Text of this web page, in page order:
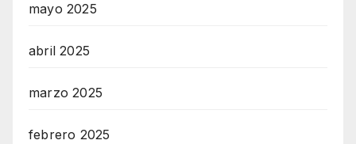
mayo 2025
abril 2025
marzo 2025
febrero 2025